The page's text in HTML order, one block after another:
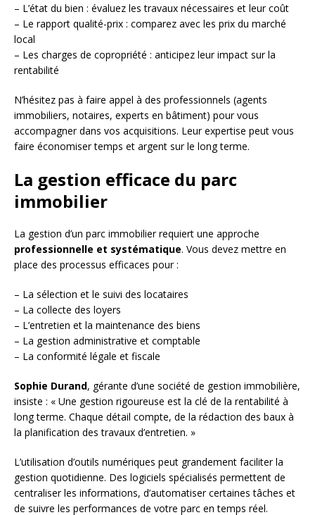
– L’état du bien : évaluez les travaux nécessaires et leur coût
– Le rapport qualité-prix : comparez avec les prix du marché
local
– Les charges de copropriété : anticipez leur impact sur la
rentabilité
N’hésitez pas à faire appel à des professionnels (agents
immobiliers, notaires, experts en bâtiment) pour vous
accompagner dans vos acquisitions. Leur expertise peut vous
faire économiser temps et argent sur le long terme.
La gestion efficace du parc
immobilier
La gestion d’un parc immobilier requiert une approche
professionnelle et systématique. Vous devez mettre en
place des processus efficaces pour :
– La sélection et le suivi des locataires
– La collecte des loyers
– L’entretien et la maintenance des biens
– La gestion administrative et comptable
– La conformité légale et fiscale
Sophie Durand, gérante d’une société de gestion immobilière,
insiste : « Une gestion rigoureuse est la clé de la rentabilité à
long terme. Chaque détail compte, de la rédaction des baux à
la planification des travaux d’entretien. »
L’utilisation d’outils numériques peut grandement faciliter la
gestion quotidienne. Des logiciels spécialisés permettent de
centraliser les informations, d’automatiser certaines tâches et
de suivre les performances de votre parc en temps réel.